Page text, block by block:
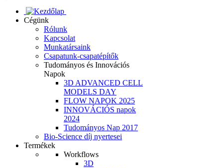
Cégünk
Rólunk
Kapcsolat
Munkatársaink
Csapatunk-csapatépítők
Tudományos és Innovációs
Napok
3D ADVANCED CELL
MODELS DAY
FLOW NAPOK 2025
INNOVÁCIÓS napok
2024
Tudományos Nap 2017
Bio-Science díj nyertesei
Termékek
Workflows
3D